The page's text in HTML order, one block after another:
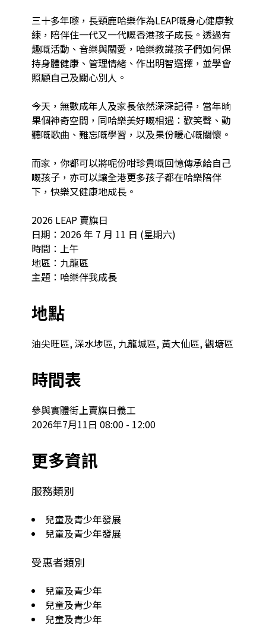
三十多年嚟，長頸鹿哈樂作為LEAP嘅身心健康教
練，陪伴住一代又一代嘅香港孩子成長。透過有
趣嘅活動、音樂與關愛，哈樂教識孩子們如何保
持身體健康、管理情緒、作出明智選擇，並學會
照顧自己及關心別人。
今天，無數成年人及家長依然深深記得，當年晌
果個神奇空間，同哈樂美好嘅相遇：歡笑聲、動
聽嘅歌曲、難忘嘅學習，以及果份暖心嘅關懷。
而家，你都可以將呢份咁珍貴嘅回憶傳承給自己
嘅孩子，亦可以讓全港更多孩子都在哈樂陪伴
下，快樂又健康地成長。
2026 LEAP 賣旗日
日期：2026 年 7 月 11 日 (星期六)
時間：上午
地區：九龍區
主題：哈樂伴我成長
地點
油尖旺區, 深水埗區, 九龍城區, 黃大仙區, 觀塘區
時間表
參與實體街上賣旗日義工
2026年7月11日 08:00 - 12:00
更多資訊
服務類別
兒童及青少年發展
兒童及青少年發展
受惠者類別
兒童及青少年
兒童及青少年
兒童及青少年